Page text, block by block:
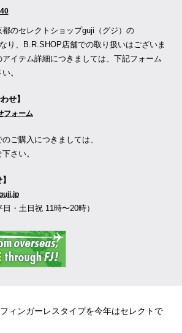
のセレクトショップguji（グジ）の
り、B.R.SHOP店舗での取り扱いはございま
イテム詳細につきましては、下記フォーム
。
せ】
フォーム
ご購入につきましては、
さい。
・土日祝 11時〜20時）
ィンガーレスタイプを今年はセレクトで